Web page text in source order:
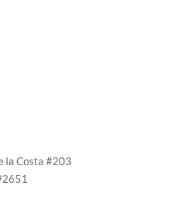
la Costa #203